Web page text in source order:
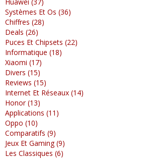
Systèmes Et Os (36)
Chiffres (28)
Deals (26)
Puces Et Chipsets (22)
Informatique (18)
Xiaomi (17)
Divers (15)
Reviews (15)
Internet Et Réseaux (14)
Honor (13)
Applications (11)
Oppo (10)
Comparatifs (9)
Jeux Et Gaming (9)
Les Classiques (6)